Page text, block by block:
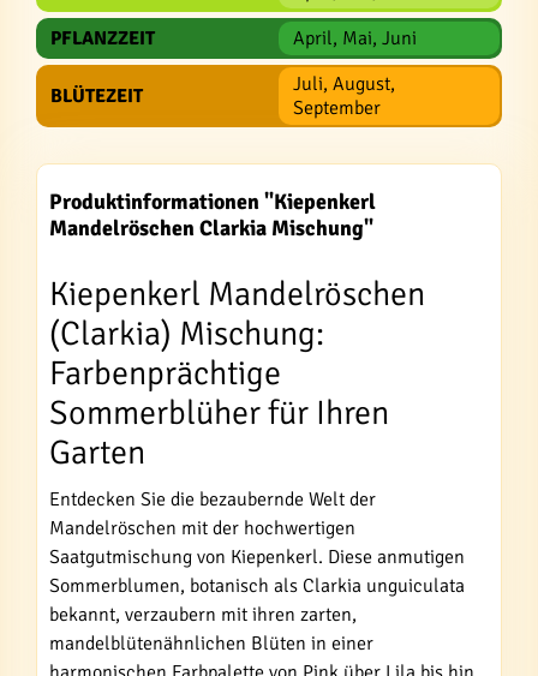
PFLANZZEIT
April, Mai, Juni
BLÜTEZEIT
Juli, August,
September
Produktinformationen "Kiepenkerl
Mandelröschen Clarkia Mischung"
Kiepenkerl Mandelröschen
(Clarkia) Mischung:
Farbenprächtige
Sommerblüher für Ihren
Garten
Entdecken Sie die bezaubernde Welt der
Mandelröschen mit der hochwertigen
Saatgutmischung von Kiepenkerl. Diese anmutigen
Sommerblumen, botanisch als Clarkia unguiculata
bekannt, verzaubern mit ihren zarten,
mandelblütenähnlichen Blüten in einer